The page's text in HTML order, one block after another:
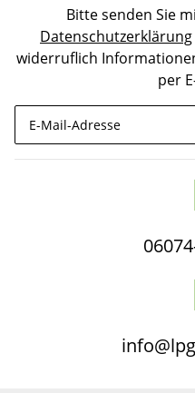
Bitte senden Sie
Datenschutzerklärung
widerruflich
per